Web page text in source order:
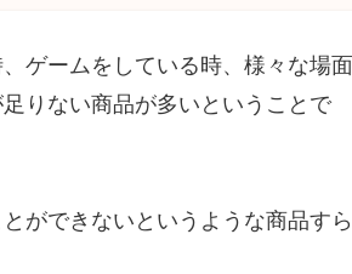
ゲームをしている時、様々な場面
りない商品が多いということで
ができないというような商品すら